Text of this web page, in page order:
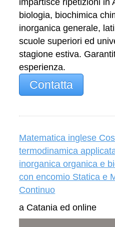
impartisce ripetizioni in
biologia, biochimica
inorganica generale,
scuole superiori ed
stagione estiva.
esperienza.
Contatta
Matematica inglese
termodinamica
inorganica organica e
con encomio Statica e
Continuo
a Catania ed online